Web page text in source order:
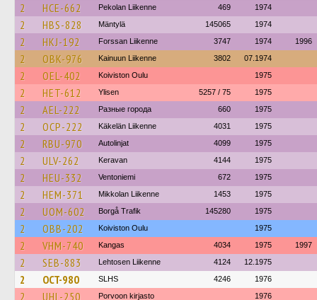
2 HCE-662 Pekolan Liikenne 469 1974
2 HBS-828 Mäntylä 145065 1974
2 HKJ-192 Forssan Liikenne 3747 1974 1996
2 OBK-976 Kainuun Liikenne 3802 07.1974
2 OEL-402 Koiviston Oulu 1975
2 HET-612 Ylisen 5257 / 75 1975
2 AEL-222 Разные города 660 1975
2 OCP-222 Käkelän Liikenne 4031 1975
2 RBU-970 Autolinjat 4099 1975
2 ULV-262 Keravan 4144 1975
2 HEU-332 Ventoniemi 672 1975
2 HEM-371 Mikkolan Liikenne 1453 1975
2 UOM-602 Borgå Trafik 145280 1975
2 OBB-202 Koiviston Oulu 1975
2 VHM-740 Kangas 4034 1975 1997
2 SEB-883 Lehtosen Liikenne 4124 12.1975
2 OCT-980 SLHS 4246 1976
2 UHL-250 Porvoon kirjasto 1976